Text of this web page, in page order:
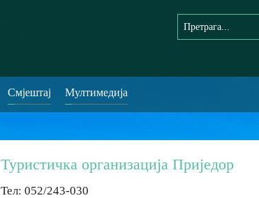
Смјештај Мултимедија
Туристичка организација Приједор
Тел: 052/243-030